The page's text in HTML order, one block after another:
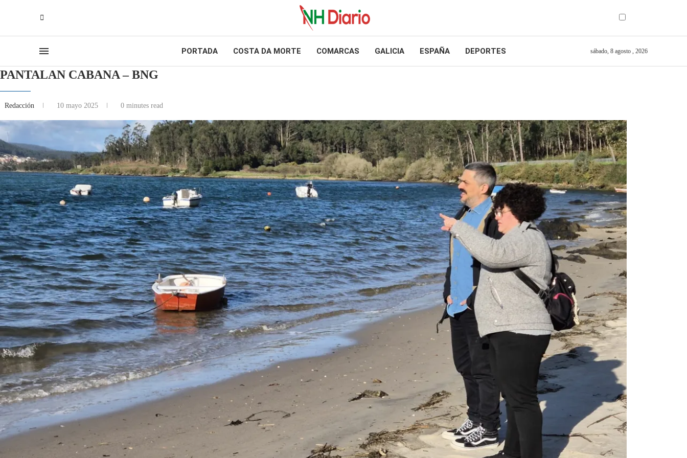
PORTADA COSTA DA MORTE COMARCAS GALICIA ESPAÑA DEPORTES sábado, 8 agosto , 2026
PANTALAN CABANA – BNG
Redacción 10 mayo 2025 0 minutes read